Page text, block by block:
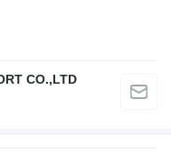
CO.,LTD